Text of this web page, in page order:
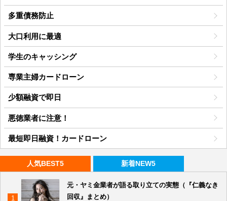
多重債務防止
大口利用に最適
学生のキャッシング
専業主婦カードローン
少額融資で即日
悪徳業者に注意！
最短即日融資！カードローン
人気BEST5 新着NEW5
元・ヤミ金業者が語る取り立ての実態（『仁義なき
回収』まとめ）